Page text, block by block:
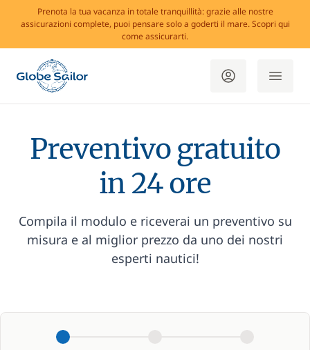
Prenota la tua vacanza in totale tranquillità: grazie alle nostre
assicurazioni complete, puoi pensare solo a goderti il mare. Scopri qui
come assicurarti.
Preventivo gratuito
in 24 ore
Compila il modulo e riceverai un preventivo su
misura e al miglior prezzo da uno dei nostri
esperti nautici!